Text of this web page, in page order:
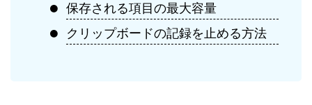
保存される項目の最大容量
クリップボードの記録を止める方法